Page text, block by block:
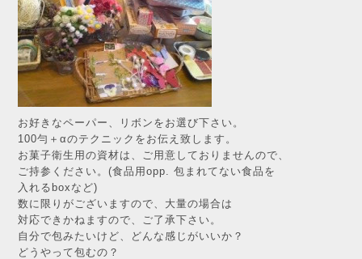
お好きなペーパー、リボンをお選び下さい。
100勻＋αのテクニックをお伝え致します。
お菓子衛生用の資材は、ご用意しておりませんので、
ご持参ください。(食品用opp. 包まれてない食品を
入れるboxなど)
数に限りがございますので、大量の場合は
対応できかねますので、ご了承下さい。
自分で包みたいけど、どんな感じがいいか？
どうやって包むの？